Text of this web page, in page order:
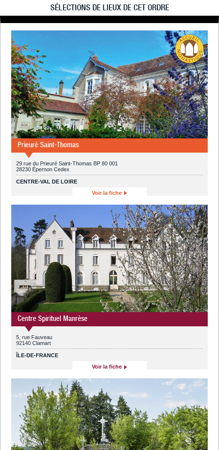
SÉLECTIONS DE LIEUX DE CET ORDRE
Prieuré Saint-Thomas
29 rue du Prieuré Saint-Thomas BP 80 001
28230 Épernon Cedex
CENTRE-VAL DE LOIRE
Voir la fiche
Centre Spirituel Manrèse
5, rue Fauveau
92140 Clamart
ÎLE-DE-FRANCE
Voir la fiche